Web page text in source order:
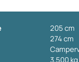
205 cm
274 cm
3.500 kg